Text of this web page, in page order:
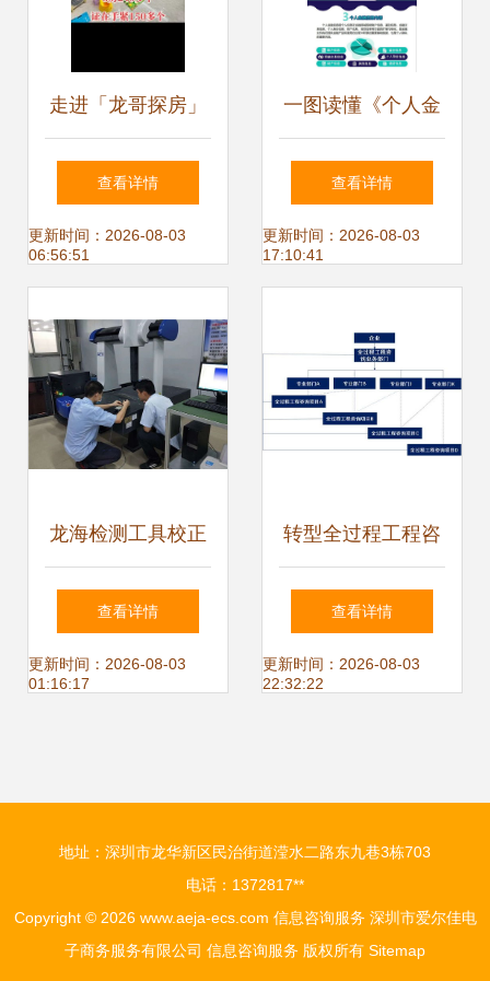
走进「龙哥探房」
用精准信息咨询解
锁置业新体验
查看详情
更新时间：2026-08-03
06:56:51
一图读懂《个人金
融信息保护技术规
范》信息咨询服务
查看详情
更新时间：2026-08-03
17:10:41
龙海检测工具校正
公司 电力工程与信
息咨询服务的专业
查看详情
更新时间：2026-08-03
01:16:17
转型全过程工程咨
询 监理企业如何破
解服务模式单一与
查看详情
更新时间：2026-08-03
22:32:22
地址：深圳市龙华新区民治街道滢水二路东九巷3栋703
电话：1372817**
Copyright © 2026 www.aeja-ecs.com 信息咨询服务 深圳市爱尔佳电
子商务服务有限公司 信息咨询服务 版权所有 Sitemap